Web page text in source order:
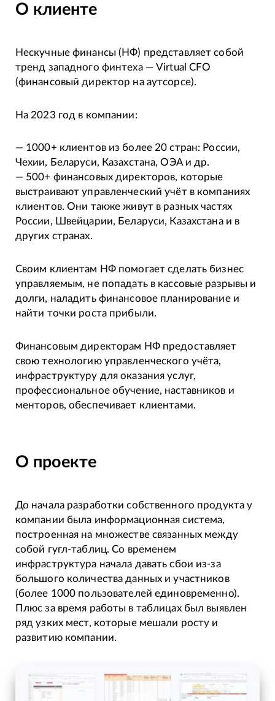
О клиенте
Нескучные финансы (НФ) представляет собой
тренд западного финтеха — Virtual CFO
(финансовый директор на аутсорсе).
На 2023 год в компании:
— 1000+ клиентов из более 20 стран: России,
Чехии, Беларуси, Казахстана, ОЭА и др.
— 500+ финансовых директоров, которые
выстраивают управленческий учёт в компаниях
клиентов. Они также живут в разных частях
России, Швейцарии, Беларуси, Казахстана и в
других странах.
Своим клиентам НФ помогает сделать бизнес
управляемым, не попадать в кассовые разрывы и
долги, наладить финансовое планирование и
найти точки роста прибыли.
Финансовым директорам НФ предоставляет
свою технологию управленческого учёта,
инфраструктуру для оказания услуг,
профессиональное обучение, наставников и
менторов, обеспечивает клиентами.
О проекте
До начала разработки собственного продукта у
компании была информационная система,
построенная на множестве связанных между
собой гугл-таблиц. Со временем
инфраструктура начала давать сбои из-за
большого количества данных и участников
(более 1000 пользователей единовременно).
Плюс за время работы в таблицах был выявлен
ряд узких мест, которые мешали росту и
развитию компании.